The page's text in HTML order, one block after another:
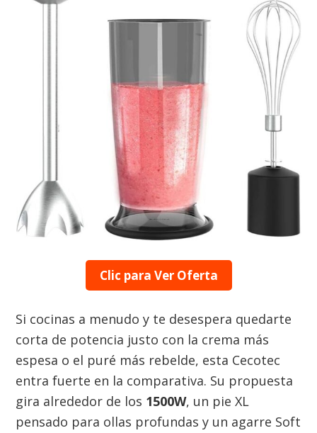
Clic para Ver Oferta
Si cocinas a menudo y te desespera quedarte
corta de potencia justo con la crema más
espesa o el puré más rebelde, esta Cecotec
entra fuerte en la comparativa. Su propuesta
gira alrededor de los 1500W, un pie XL
pensado para ollas profundas y un agarre Soft